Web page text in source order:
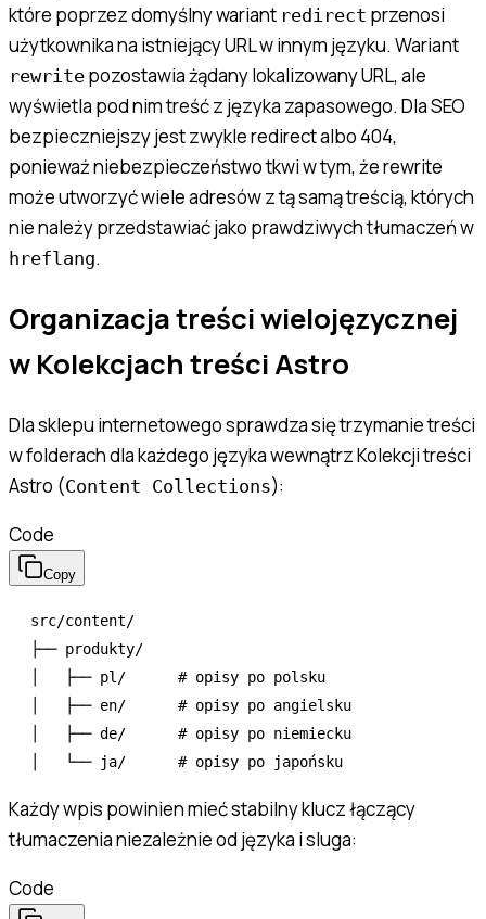
które poprzez domyślny wariant redirect przenosi
użytkownika na istniejący URL w innym języku. Wariant
rewrite pozostawia żądany lokalizowany URL, ale
wyświetla pod nim treść z języka zapasowego. Dla SEO
bezpieczniejszy jest zwykle redirect albo 404,
ponieważ niebezpieczeństwo tkwi w tym, że rewrite
może utworzyć wiele adresów z tą samą treścią, których
nie należy przedstawiać jako prawdziwych tłumaczeń w
hreflang.
Organizacja treści wielojęzycznej
w Kolekcjach treści Astro
Dla sklepu internetowego sprawdza się trzymanie treści
w folderach dla każdego języka wewnątrz Kolekcji treści
Astro (Content Collections):
Code
Copy
src/content/
├── produkty/
│   ├── pl/      # opisy po polsku
│   ├── en/      # opisy po angielsku
│   ├── de/      # opisy po niemiecku
Każdy wpis powinien mieć stabilny klucz łączący
tłumaczenia niezależnie od języka i sluga:
Code